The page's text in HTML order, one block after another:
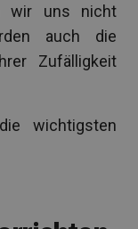
wir uns nicht
auch die
Zufälligkeit
wichtigsten